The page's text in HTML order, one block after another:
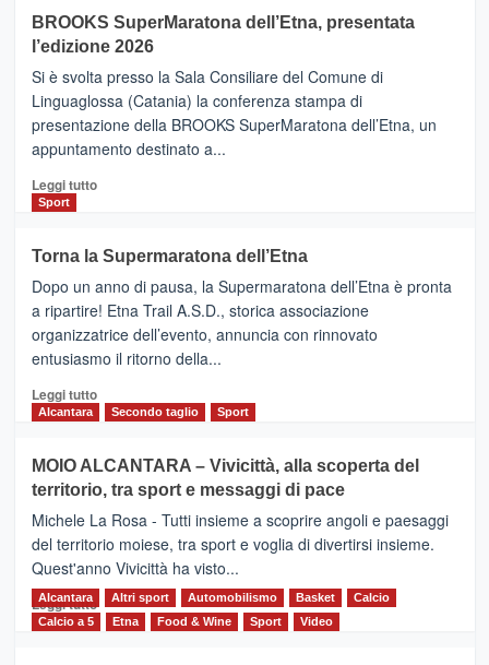
con
la
Al
via
i
collegamenti
BROOKS SuperMaratona dell’Etna, presentata
l’edizione 2026
Si è svolta presso la Sala Consiliare del Comune di
Linguaglossa (Catania) la conferenza stampa di
presentazione della BROOKS SuperMaratona dell’Etna, un
appuntamento destinato a...
Leggi tuttoLeggi
BROOKS
SuperMaratona
dell’Etna,
presentata
2026
Sport
Torna la Supermaratona dell’Etna
Dopo un anno di pausa, la Supermaratona dell’Etna è pronta
a ripartire! Etna Trail A.S.D., storica associazione
organizzatrice dell’evento, annuncia con rinnovato
entusiasmo il ritorno della...
Leggi tuttoLeggi
Torna
la
Supermaratona
dell’Etna
Alcantara Secondo taglio Sport
MOIO ALCANTARA – Vivicittà, alla scoperta del
territorio, tra sport e messaggi di pace
Michele La Rosa - Tutti insieme a scoprire angoli e paesaggi
del territorio moiese, tra sport e voglia di divertirsi insieme.
Quest'anno Vivicittà ha visto...
Leggi tutto Leggi
Alcantara Altri sport Automobilismo Basket
Calcio
Calcio a 5
Etna Food & Wine Sport Video